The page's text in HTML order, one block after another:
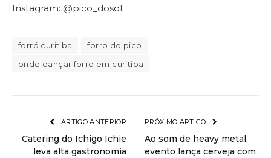
Instagram: @pico_dosol.
forró curitiba
forro do pico
onde dançar forro em curitiba
ARTIGO ANTERIOR
Catering do Ichigo Ichie
leva alta gastronomia
PRÓXIMO ARTIGO
Ao som de heavy metal,
evento lança cerveja com